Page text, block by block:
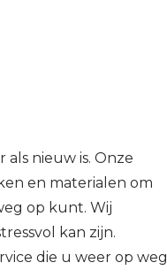
nieuw is. Onze
en materialen om
op kunt. Wij
kan zijn.
die u weer op weg